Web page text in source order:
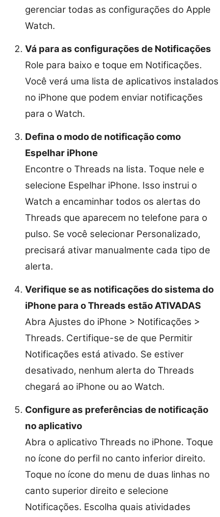
gerenciar todas as configurações do Apple
Watch.
Vá para as configurações de Notificações
Role para baixo e toque em Notificações.
Você verá uma lista de aplicativos instalados
no iPhone que podem enviar notificações
para o Watch.
Defina o modo de notificação como
Espelhar iPhone
Encontre o Threads na lista. Toque nele e
selecione Espelhar iPhone. Isso instrui o
Watch a encaminhar todos os alertas do
Threads que aparecem no telefone para o
pulso. Se você selecionar Personalizado,
precisará ativar manualmente cada tipo de
alerta.
Verifique se as notificações do sistema do
iPhone para o Threads estão ATIVADAS
Abra Ajustes do iPhone > Notificações >
Threads. Certifique-se de que Permitir
Notificações está ativado. Se estiver
desativado, nenhum alerta do Threads
chegará ao iPhone ou ao Watch.
Configure as preferências de notificação
no aplicativo
Abra o aplicativo Threads no iPhone. Toque
no ícone do perfil no canto inferior direito.
Toque no ícone do menu de duas linhas no
canto superior direito e selecione
Notificações. Escolha quais atividades